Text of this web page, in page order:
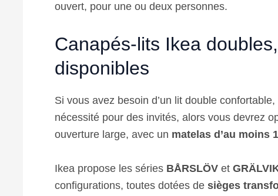
ouvert, pour une ou deux personnes.
Canapés-lits Ikea
disponibles
Si vous avez besoin d’un lit double
nécessité pour des invités, alors vous devrez
ouverture large, avec un matelas d’au moins
Ikea propose les séries BÅRSLÖV et
configurations, toutes dotées de sièges